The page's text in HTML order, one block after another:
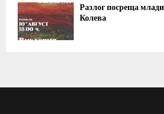
Разлог посреща
Колева